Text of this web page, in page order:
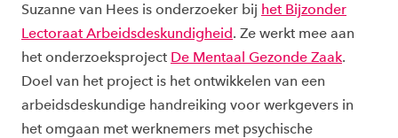
Suzanne van Hees is onderzoeker bij het Bijzonder
Lectoraat Arbeidsdeskundigheid. Ze werkt mee aan
het onderzoeksproject De Mentaal Gezonde Zaak.
Doel van het project is het ontwikkelen van een
arbeidsdeskundige handreiking voor werkgevers in
het omgaan met werknemers met psychische